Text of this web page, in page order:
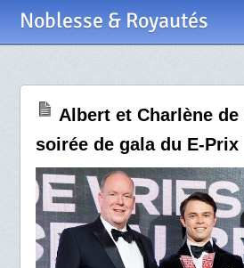
Noblesse & Royautés
Albert et Charlène de
soirée de gala du E-Prix